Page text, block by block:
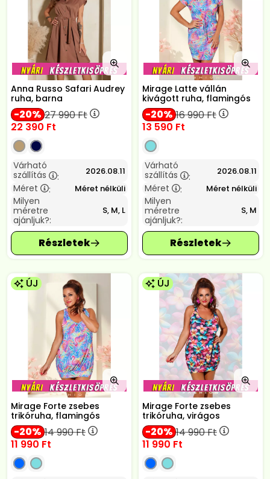
Anna Russo Safari Audrey
ruha, barna
20 27 990Ft
22 390 Ft
Várható
szállítás
: 2026.08.11
Méret : Méret nélküli
Milyen
méretre
ajánljuk?:
S, M, L
Mirage Latte vállán
kivágott ruha, flamingós
20 16 990Ft
13 590 Ft
Várható
szállítás
: 2026.08.11
Méret : Méret nélküli
Milyen
méretre
ajánljuk?:
S, M
ÚJ
Mirage Forte zsebes
trikóruha, flamingós
20 14 990Ft
11 990 Ft
ÚJ
Mirage Forte zsebes
trikóruha, virágos
20 14 990Ft
11 990 Ft